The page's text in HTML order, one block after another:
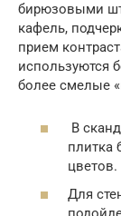
бирюзовыми
кафель,
прием
используются
более смелые
В
плитка
цветов.
Для